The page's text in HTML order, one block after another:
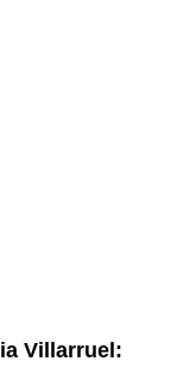
Villarruel: